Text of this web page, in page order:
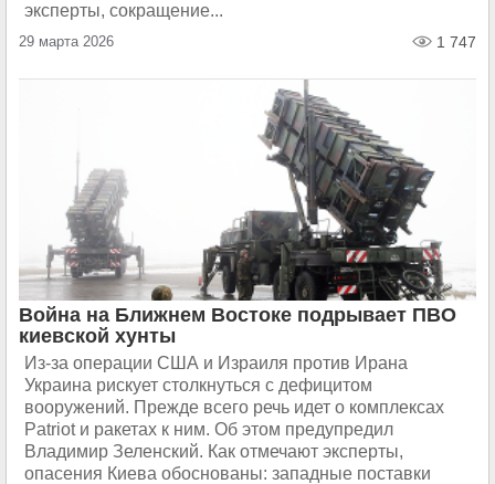
эксперты, сокращение...
29 марта 2026 1 747
Война на Ближнем Востоке подрывает ПВО
киевской хунты
Из-за операции США и Израиля против Ирана
Украина рискует столкнуться с дефицитом
вооружений. Прежде всего речь идет о комплексах
Patriot и ракетах к ним. Об этом предупредил
Владимир Зеленский. Как отмечают эксперты,
опасения Киева обоснованы: западные поставки